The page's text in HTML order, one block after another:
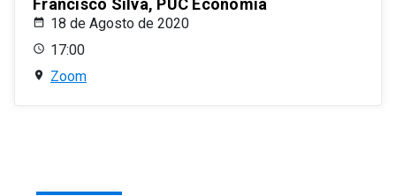
Francisco Silva, PUC Economía
18 de Agosto de 2020
17:00
Zoom